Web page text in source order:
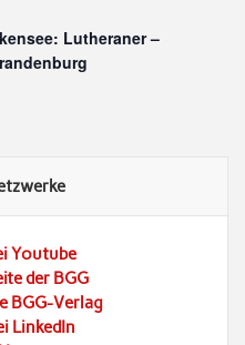
Lutheraner –
Youtube
der BGG
BGG-Verlag
LinkedIn